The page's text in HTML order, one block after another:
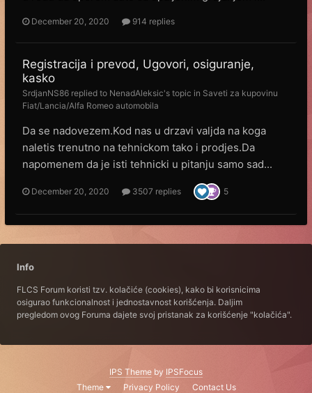
December 20, 2020 914 replies
Registracija i prevod, Ugovori, osiguranje,
kasko
SrdjanNS86 replied to NenadAleksic's topic in Saveti za kupovinu
Fiat/Lancia/Alfa Romeo automobila
Da se nadovezem.Kod nas u drzavi valjda na koga
naletis trenutno na tehnickom tako i prodjes.Da
napomenem da je isti tehnicki u pitanju samo sad...
December 20, 2020 3507 replies 5
Info
FLCS Forum koristi tzv. kolačiće (cookies), kako bi korisnicima
osigurao funkcionalnost i jednostavnost korišćenja. Daljim
pregledom ovog Foruma dajete svoj pristanak za korišćenje "kolačića".
IPS Theme by IPSFocus
Theme
Privacy Policy Contact Us